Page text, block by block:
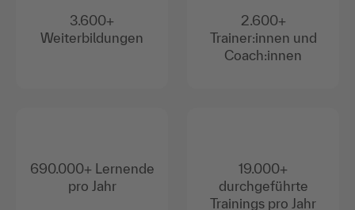
3.600+
Weiterbildungen
690.000+ Lernende
pro Jahr
2.600+
Trainer:innen und
Coach:innen
19.000+
durchgeführte
Trainings pro Jahr